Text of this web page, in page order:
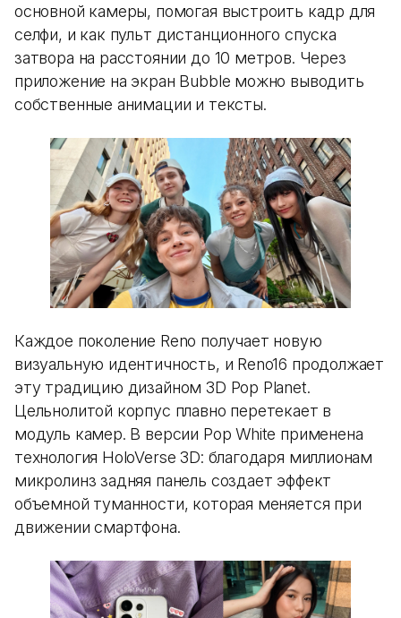
основной камеры, помогая выстроить кадр для
селфи, и как пульт дистанционного спуска
затвора на расстоянии до 10 метров. Через
приложение на экран Bubble можно выводить
собственные анимации и тексты.
Каждое поколение Reno получает новую
визуальную идентичность, и Reno16 продолжает
эту традицию дизайном 3D Pop Planet.
Цельнолитой корпус плавно перетекает в
модуль камер. В версии Pop White применена
технология HoloVerse 3D: благодаря миллионам
микролинз задняя панель создает эффект
объемной туманности, которая меняется при
движении смартфона.